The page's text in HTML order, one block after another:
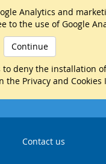
Analytics and
the use of Google
Continue
deny the installation
the Privacy and
Contact us